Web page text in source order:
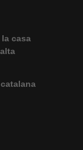
la casa